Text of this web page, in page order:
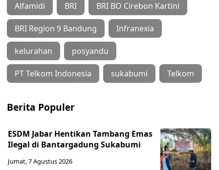
Alfamidi BRI BRI BO Cirebon Kartini
BRI Region 9 Bandung Infranexia
kelurahan posyandu
PT Telkom Indonesia sukabumi Telkom
Berita Populer
ESDM Jabar Hentikan Tambang Emas
Ilegal di Bantargadung Sukabumi
Jumat, 7 Agustus 2026